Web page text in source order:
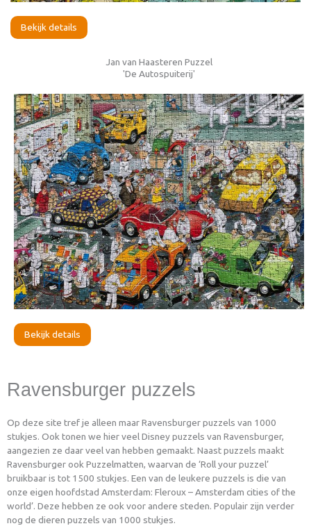
Bekijk details
Jan van Haasteren Puzzel
'De Autospuiterij'
Bekijk details
Ravensburger puzzels
Op deze site tref je alleen maar Ravensburger puzzels van 1000
stukjes. Ook tonen we hier veel Disney puzzels van Ravensburger,
aangezien ze daar veel van hebben gemaakt. Naast puzzels maakt
Ravensburger ook Puzzelmatten, waarvan de ‘Roll your puzzel’
bruikbaar is tot 1500 stukjes. Een van de leukere puzzels is die van
onze eigen hoofdstad Amsterdam: Fleroux – Amsterdam cities of the
world’. Deze hebben ze ook voor andere steden. Populair zijn verder
nog de dieren puzzels van 1000 stukjes.